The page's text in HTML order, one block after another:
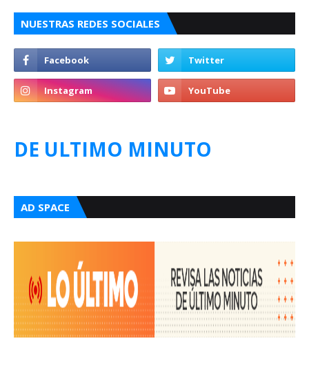
NUESTRAS REDES SOCIALES
DE ULTIMO MINUTO
AD SPACE